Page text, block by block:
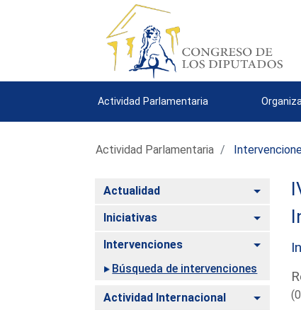
Actividad Parlamentaria
Actividad Parlamentaria
Actualidad
Iniciativas
Intervenciones
Búsqueda de intervenciones
Actividad Internacional